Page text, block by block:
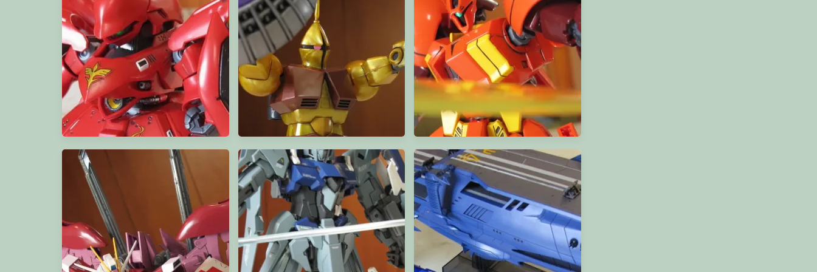
SDCS Nightingale HGBF Gyan‧Gya‧Gyan HGUC R-Jarja